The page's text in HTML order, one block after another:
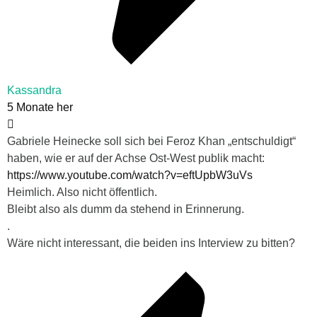
Kassandra
5 Monate her
Gabriele Heinecke soll sich bei Feroz Khan „entschuldigt“
haben, wie er auf der Achse Ost-West publik macht:
https://www.youtube.com/watch?v=eftUpbW3uVs
Heimlich. Also nicht öffentlich.
Bleibt also als dumm da stehend in Erinnerung.
.
Wäre nicht interessant, die beiden ins Interview zu bitten?